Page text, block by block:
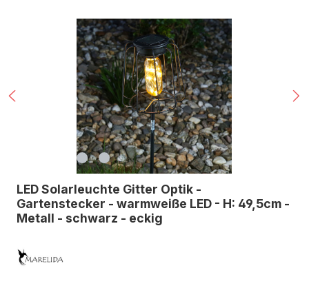
Bildergalerie überspringen
LED Solarleuchte Gitter Optik -
Gartenstecker - warmweiße LED - H: 49,5cm -
Metall - schwarz - eckig